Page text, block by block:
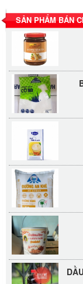
SẢN PHẨM BÁN